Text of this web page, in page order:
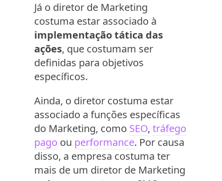
Já o diretor de Marketing
costuma estar associado à
implementação tática das
ações, que costumam ser
definidas para objetivos
específicos.
Ainda, o diretor costuma estar
associado a funções específicas
do Marketing, como SEO, tráfego
pago ou performance. Por causa
disso, a empresa costuma ter
mais de um diretor de Marketing